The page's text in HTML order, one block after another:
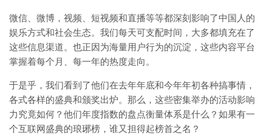
微信、微博，视频、短视频和直播等等都深刻影响了中国人的
娱乐方式和社会生态。我们每天可支配时间，大多都填充在了
这些信息渠道。也正因为海量用户行为的沉淀，这些内容平台
掌握着每个月、每一年的热度走向。
于是乎，我们看到了他们在去年年底和今年年初各种搞事情，
各式各样的盛典和颁奖出炉。那么，这些密集举办的活动影响
力究竟如何？他们年度指数的盘点衡量体系是什么？如果有一
个互联网盛典的琅琊榜，谁又担得起榜首之名？